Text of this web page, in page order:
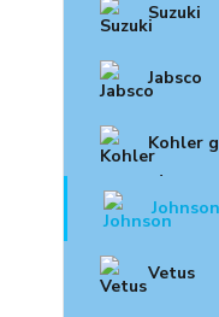
Suzuki
Jabsco
Kohler
Johnson
Vetus